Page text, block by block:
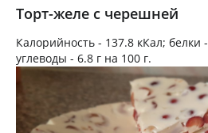
Торт-желе с черешней
Калорийность - 137.8 кКал; белки -
углеводы - 6.8 г на 100 г.